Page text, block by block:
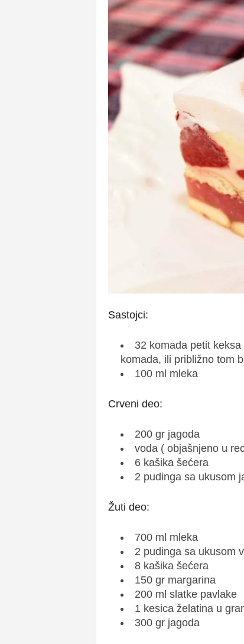
Sastojci:
32 komada petit
komada, ili približno tom
100 ml mleka
Crveni deo:
200 gr jagoda
voda ( objašnjeno u
6 kašika šećera
2 pudinga sa ukusom
Žuti deo:
700 ml mleka
2 pudinga sa ukusom
8 kašika šećera
150 gr margarina
200 ml slatke pavlake
1 kesica želatina u
300 gr jagoda